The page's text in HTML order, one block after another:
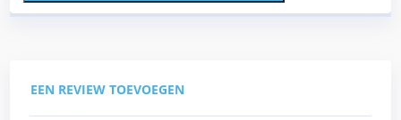
EEN REVIEW TOEVOEGEN